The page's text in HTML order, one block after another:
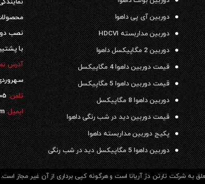
دوربین آی پی داهوا
دوربین مداربسته HDCVI
دوربین 2 مگاپیکسل داهوا
قیمت دوربین داهوا 4 مگاپیکسل
قیمت دوربین داهوا 5 مگاپیکسل
دوربین داهوا 8 مگاپیکسل
قیمت دوربین دید در شب رنگی داهوا
پکیج دوربین مداربسته داهوا
دوربین داهوا 5 مگاپیکسل دید در شب رنگی
نصب
با
آدرس
تلفن:
ایمیل:info@tartandezh.com
شرکت تارتن دژ آریانا است و هرگونه کپی برداری از آن غیر مجاز است.